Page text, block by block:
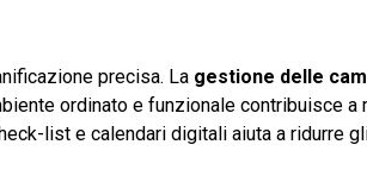
precisa. La gestione delle
ordinato e funzionale contribuisce a
list e calendari digitali aiuta a ridurre